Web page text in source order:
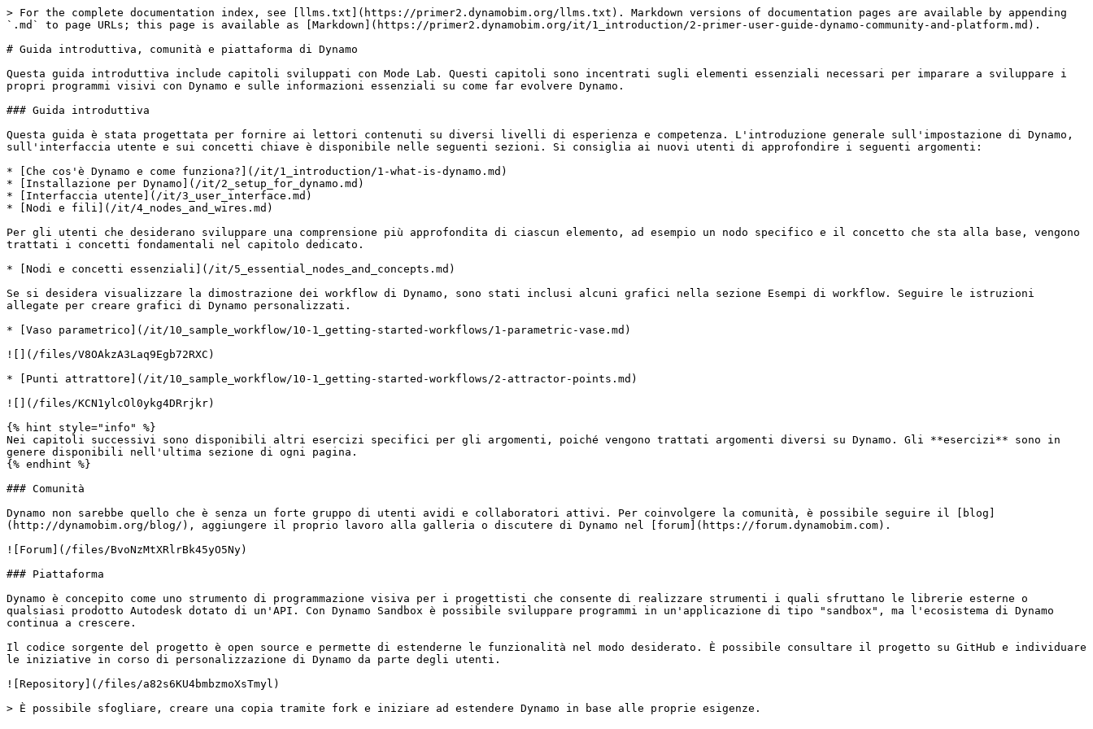
> For the complete documentation index, see [llms.txt](https://primer2.dynamobim.org/llms.txt). Markdown versions of documentation pages are available by appending
`.md` to page URLs; this page is available as [Markdown](https://primer2.dynamobim.org/it/1_introduction/2-primer-user-guide-dynamo-community-and-platform.md).
# Guida introduttiva, comunità e piattaforma di Dynamo
Questa guida introduttiva include capitoli sviluppati con Mode Lab. Questi capitoli sono incentrati sugli elementi essenziali necessari per imparare a sviluppare i
propri programmi visivi con Dynamo e sulle informazioni essenziali su come far evolvere Dynamo.
### Guida introduttiva
Questa guida è stata progettata per fornire ai lettori contenuti su diversi livelli di esperienza e competenza. L'introduzione generale sull'impostazione di Dynamo,
sull'interfaccia utente e sui concetti chiave è disponibile nelle seguenti sezioni. Si consiglia ai nuovi utenti di approfondire i seguenti argomenti:
* [Che cos'è Dynamo e come funziona?](/it/1_introduction/1-what-is-dynamo.md)
* [Installazione per Dynamo](/it/2_setup_for_dynamo.md)
* [Interfaccia utente](/it/3_user_interface.md)
* [Nodi e fili](/it/4_nodes_and_wires.md)
Per gli utenti che desiderano sviluppare una comprensione più approfondita di ciascun elemento, ad esempio un nodo specifico e il concetto che sta alla base, vengono
trattati i concetti fondamentali nel capitolo dedicato.
* [Nodi e concetti essenziali](/it/5_essential_nodes_and_concepts.md)
Se si desidera visualizzare la dimostrazione dei workflow di Dynamo, sono stati inclusi alcuni grafici nella sezione Esempi di workflow. Seguire le istruzioni
allegate per creare grafici di Dynamo personalizzati.
* [Vaso parametrico](/it/10_sample_workflow/10-1_getting-started-workflows/1-parametric-vase.md)
![](/files/V8OAkzA3Laq9Egb72RXC)
* [Punti attrattore](/it/10_sample_workflow/10-1_getting-started-workflows/2-attractor-points.md)
![](/files/KCN1ylcOl0ykg4DRrjkr)
{% hint style="info" %}
Nei capitoli successivi sono disponibili altri esercizi specifici per gli argomenti, poiché vengono trattati argomenti diversi su Dynamo. Gli **esercizi** sono in
genere disponibili nell'ultima sezione di ogni pagina.
{% endhint %}
### Comunità
Dynamo non sarebbe quello che è senza un forte gruppo di utenti avidi e collaboratori attivi. Per coinvolgere la comunità, è possibile seguire il [blog]
(http://dynamobim.org/blog/), aggiungere il proprio lavoro alla galleria o discutere di Dynamo nel [forum](https://forum.dynamobim.com).
![Forum](/files/BvoNzMtXRlrBk45yO5Ny)
### Piattaforma
Dynamo è concepito come uno strumento di programmazione visiva per i progettisti che consente di realizzare strumenti i quali sfruttano le librerie esterne o
qualsiasi prodotto Autodesk dotato di un'API. Con Dynamo Sandbox è possibile sviluppare programmi in un'applicazione di tipo "sandbox", ma l'ecosistema di Dynamo
continua a crescere.
Il codice sorgente del progetto è open source e permette di estenderne le funzionalità nel modo desiderato. È possibile consultare il progetto su GitHub e individuare
le iniziative in corso di personalizzazione di Dynamo da parte degli utenti.
![Repository](/files/a82s6KU4bmbzmoXsTmyl)